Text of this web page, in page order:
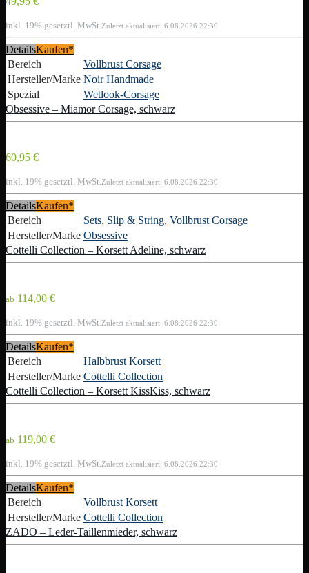
inkl. 19% gesetztl. MwSt. Zuletzt aktualisiert: 6.08.2026 22:30
DetailsKaufen*
Bereich
Vollbrust Corsage
Hersteller/Marke Noir Handmade
Spezial
Wetlook-Corsage
Obsessive – Miamor Corsage, schwarz
60,95 €
inkl. 19% gesetztl. MwSt. Zuletzt aktualisiert: 6.08.2026 22:30
DetailsKaufen*
Bereich
Sets, Slip & String, Vollbrust Corsage
Hersteller/Marke Obsessive
Cottelli Collection – Korsett Adeline, schwarz
ab 114,00 €
inkl. 19% gesetztl. MwSt. Zuletzt aktualisiert: 6.08.2026 22:30
DetailsKaufen*
Bereich
Halbbrust Korsett
Hersteller/Marke Cottelli Collection
Cottelli Collection – Korsett KissKiss, schwarz
ab 119,00 €
inkl. 19% gesetztl. MwSt. Zuletzt aktualisiert: 6.08.2026 22:30
DetailsKaufen*
Bereich
Vollbrust Korsett
Hersteller/Marke Cottelli Collection
ZADO – Leder-Taillenmieder, schwarz